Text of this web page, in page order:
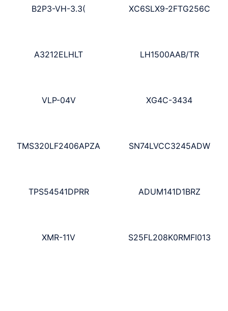
B2P3-VH-3.3( XC6SLX9-2FTG256C
A3212ELHLT LH1500AAB/TR
VLP-04V XG4C-3434
TMS320LF2406APZA SN74LVCC3245ADW
TPS54541DPRR ADUM141D1BRZ
XMR-11V S25FL208K0RMFI013